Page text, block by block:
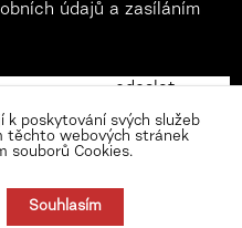
údajů a zasíláním
k poskytování svých služeb
těchto webových stránek
souborů Cookies.
Souhlasím